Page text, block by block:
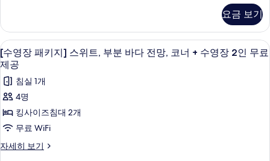
모
두
보
기
장
2
인
무
료
제
공
진
장
2
인
무
료
제
공
자
세
히
보
기
트,
부
분
바
다
전
망
+
수
키
지]
스
위
트,
부
분
다
전
+
요금 보기
[수
영
장
패
키
지]
스
미니바, 암막 커튼, 방음 설비, 무료 WiFi
6
[수영장 패키지] 스위트, 부분 바다 전망, 코너 + 수영장 2인 무료
제공
침실 1개
4명
킹사이즈침대 2개
무료 WiFi
자세히 보기
[수